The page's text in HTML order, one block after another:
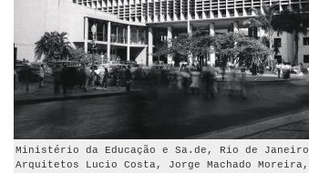
Ministério da Educação e Sa.de, Rio de
Arquitetos Lucio Costa, Jorge Machado